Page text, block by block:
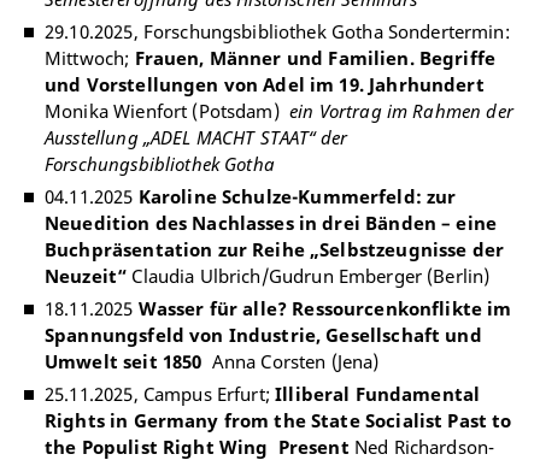
29.10.2025, Forschungsbibliothek Gotha Sondertermin:
Mittwoch; Frauen, Männer und Familien. Begriffe
und Vorstellungen von Adel im 19. Jahrhundert
Monika Wienfort (Potsdam)ein Vortrag im Rahmen der
Ausstellung „ADEL MACHT STAAT“ der
Forschungsbibliothek Gotha
04.11.2025 Karoline Schulze-Kummerfeld: zur
Neuedition des Nachlasses in drei Bänden – eine
Buchpräsentation zur Reihe „Selbstzeugnisse der
Neuzeit“ Claudia Ulbrich/Gudrun Emberger (Berlin)
18.11.2025 Wasser für alle? Ressourcenkonflikte im
Spannungsfeld von Industrie, Gesellschaft und
Umwelt seit 1850 Anna Corsten (Jena)
25.11.2025, Campus Erfurt;Illiberal Fundamental
Rights in Germany from the State Socialist Past to
the Populist Right Wing Present Ned Richardson-